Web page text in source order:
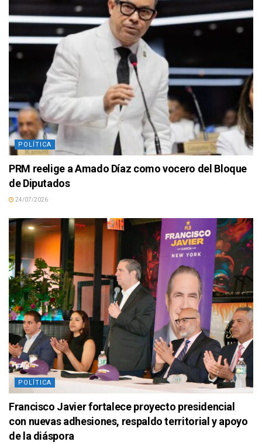
POLÍTICA
PRM reelige a Amado Díaz como vocero del Bloque
de Diputados
24/07/2026
POLÍTICA
Francisco Javier fortalece proyecto presidencial
con nuevas adhesiones, respaldo territorial y apoyo
de la diáspora